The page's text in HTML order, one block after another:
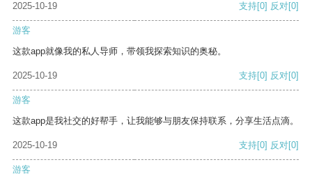
2025-10-19 支持[0] 反对[0]
游客
这款app就像我的私人导师，带领我探索知识的奥秘。
2025-10-19 支持[0] 反对[0]
游客
这款app是我社交的好帮手，让我能够与朋友保持联系，分享生活点滴。
2025-10-19 支持[0] 反对[0]
游客